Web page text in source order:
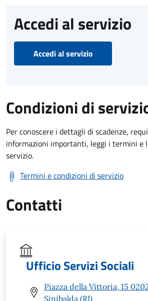
Accedi al servizio
Accedi al servizio
Condizioni di
Per conoscere i dettagli di scadenze,
informazioni importanti, leggi i termini e
servizio.
Termini e condizioni di servizio
Contatti
Ufficio Servizi Sociali
Piazza della Vittoria, 15
Sinibalda (RI)